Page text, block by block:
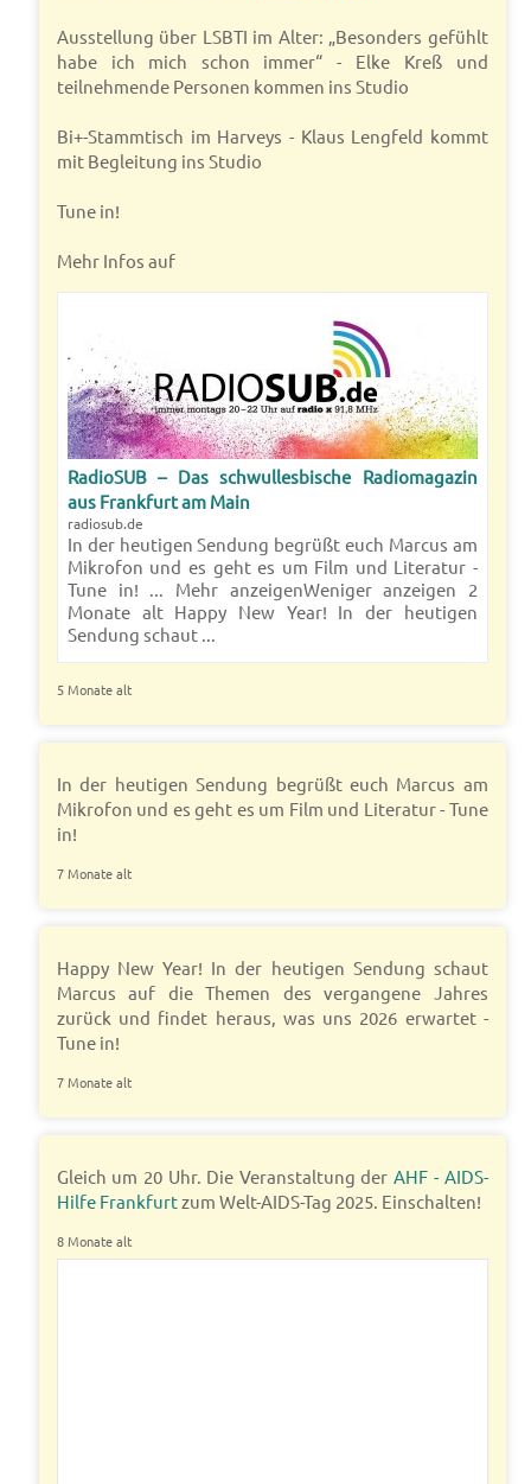
Ausstellung über LSBTI im Alter: „Besonders gefühlt
habe ich mich schon immer“ - Elke Kreß und
teilnehmende Personen kommen ins Studio
Bi+-Stammtisch im Harveys - Klaus Lengfeld kommt
mit Begleitung ins Studio
Tune in!
Mehr Infos auf
RadioSUB – Das schwullesbische Radiomagazin
aus Frankfurt am Main
radiosub.de
In der heutigen Sendung begrüßt euch Marcus am
Mikrofon und es geht es um Film und Literatur -
Tune in! ... Mehr anzeigenWeniger anzeigen 2
Monate alt Happy New Year! In der heutigen
Sendung schaut ...
5 Monate alt
In der heutigen Sendung begrüßt euch Marcus am
Mikrofon und es geht es um Film und Literatur - Tune
in!
7 Monate alt
Happy New Year! In der heutigen Sendung schaut
Marcus auf die Themen des vergangene Jahres
zurück und findet heraus, was uns 2026 erwartet -
Tune in!
7 Monate alt
Gleich um 20 Uhr. Die Veranstaltung der AHF - AIDS-
Hilfe Frankfurtzum Welt-AIDS-Tag 2025. Einschalten!
8 Monate alt